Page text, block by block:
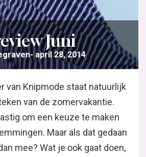
Juni
april 28, 2014
van Knipmode staat natuurlijk
van de zomervakantie.
om een keuze te maken
Maar als dat gedaan
mee? Wat je ook gaat doen,